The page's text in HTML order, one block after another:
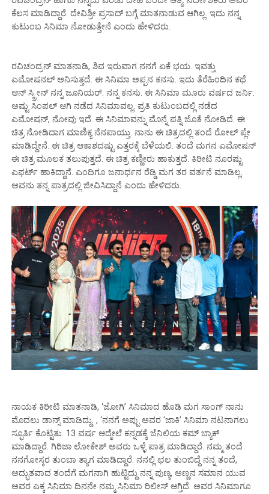
ಕೆಲಸ ಮಾಡಿದ್ದಾರೆ. ದೇವಿಶ್ರೀ ಪ್ರಸಾದ್‌ ಬಗ್ಗೆ ಮಾತನಾಡುವ ಆಗಿಲ್ಲ. ಇದು ನನ್ನ
ಕುಟುಂಬ ಸಿನಿಮಾ ನೋಡುತ್ತೇನೆ ಎಂದು ಹೇಳಿದರು.
ರವಿಚಂದ್ರನ್‌ ಮಾತನಾಡಿ, ಶಿವ ಇರುವಾಗ ನನಗೆ ಏಕೆ ಭಯ. ಇವತ್ತು
ಎಮೋಷನಲ್‌ ಅನಿಸುತ್ತದೆ. ಈ ಸಿನಿಮಾ ಅಪ್ಪನ ಕನಸು. ಇದು ತೆರೆಹಿಂದಿನ ಕಥೆ.
ಆನ್‌ ಸ್ಕ್ರೀನ್‌ ನನ್ನ ಜೂನಿಯರ್.‌ ನನ್ನ ಕನಸು. ಈ ಸಿನಿಮಾ ಮೂರು ವರ್ಷದ ಜರ್ನಿ.
ಅಷ್ಟು ಸಿಂಪಲ್‌ ಆಗಿ ನಡೆದ ಸಿನಿಮಾವಲ್ಲ. ಪ್ರತಿ ಕುಟುಂಬದಲ್ಲಿ ನಡೆದ
ಎಮೋಷನ್‌, ನೋವು ಇದೆ. ಈ ಸಿನಿಮಾವನ್ನು ಮೊನ್ನೆ ಪತ್ನಿ ಜೊತೆ ನೋಡಿದೆ. ಈ
ಚಿತ್ರ ನೋಡಿದಾಗ ಮಾಣಿಕ್ಯ ನೆನಪಾಯ್ತು. ನಾನು ಈ ಚಿತ್ರದಲ್ಲಿ ತಂದೆ ರೋಲ್‌ ಪ್ಲೇ
ಮಾಡಿದ್ದೇನೆ. ಈ ಚಿತ್ರ ಆಕಾಶದಷ್ಟು ಎತ್ತರಕ್ಕೆ ಬೆಳೆಯಲಿ. ತಂದೆ ಮಗನ ಎಮೋಷನ್‌
ಈ ಚಿತ್ರ ಮೂಲಕ ತಲುಪುತ್ತದೆ. ಈ ಚಿತ್ರ ಕಣ್ಣೀರು ಹಾಕುತ್ತದೆ. ಕಿರೀಟಿ ನೂರಷ್ಟು
ಎಫರ್ಟ್‌ ಹಾಕಿದ್ದಾನೆ. ಎಂದಿಗೂ ಜನಾರ್ಧನ ರೆಡ್ಡಿ ಮಗ ತರ ವರ್ತನೆ ಮಾಡಿಲ್ಲ.
ಅವನು ತನ್ನ ಪಾತ್ರದಲ್ಲಿ ಜೀವಿಸಿದ್ದಾನೆ ಎಂದು ಹೇಳಿದರು.
ನಾಯಕ ಕಿರೀಟಿ ಮಾತನಾಡಿ, ‘ಜೋಗಿ’ ಸಿನಿಮಾದ ಹೊಡಿ ಮಗ ಸಾಂಗ್ ನಾನು
ಮೊದಲು ಡಾನ್ಸ್ ಮಾಡಿದ್ದು. , ‘ನನಗೆ ಅಪ್ಪು ಅವರ ‘ಜಾಕಿ’ ಸಿನಿಮಾ ನಟನಾಗಲು
ಸ್ಫೂರ್ತಿ ಕೊಟ್ಟಿತು. 13 ವರ್ಷ ಆದ್ಮೇಲೆ ಕನ್ನಡಕ್ಕೆ ಜೆನಿಲಿಯ ಕಮ್ ಬ್ಯಾಕ್
ಮಾಡಿದ್ದಾರೆ. ಗಿರಿಜಾ ಲೋಕೇಶ್ ಅವರು ಒಳ್ಳೆ ಪಾತ್ರ ಮಾಡಿದ್ದಾರೆ. ನಮ್ಮ ತಂದೆ
ನನಗೋಸ್ಕರ ತುಂಬಾ ತ್ಯಾಗ ಮಾಡಿದ್ದಾರೆ. ನನಲ್ಲಿ ಛಲ ತುಂಬಿದ್ದೆ ನನ್ನ ತಂದೆ,
ಅದ್ಭುತವಾದ ತಂದೆಗೆ ಮಗನಾಗಿ ಹುಟ್ಟಿದ್ದು ನನ್ನ ಪುಣ್ಯ, ಅಣ್ಣನ ಸಮಾನ ಯುವ
ಅವರ ಎಕ್ಕ ಸಿನಿಮಾ ದಿನನೇ ನಮ್ಮ ಸಿನಿಮಾ ರಿಲೀಸ್ ಆಗ್ತಿದೆ. ಅವರ ಸಿನಿಮಾಗೂ